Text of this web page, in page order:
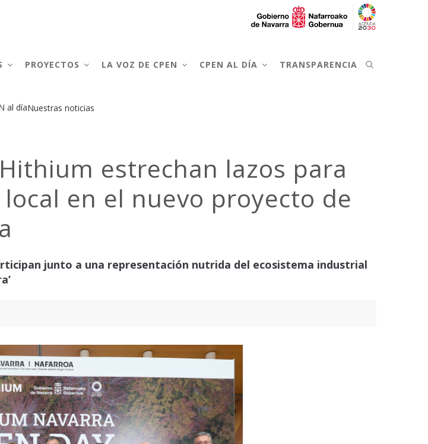
PROYECTOS LA VOZ DE CPEN CPEN AL DÍA TRANSPARENCIA
al díaNuestras noticias
estrechan lazos para
en el nuevo proyecto de
junto a una representación nutrida del ecosistema industrial